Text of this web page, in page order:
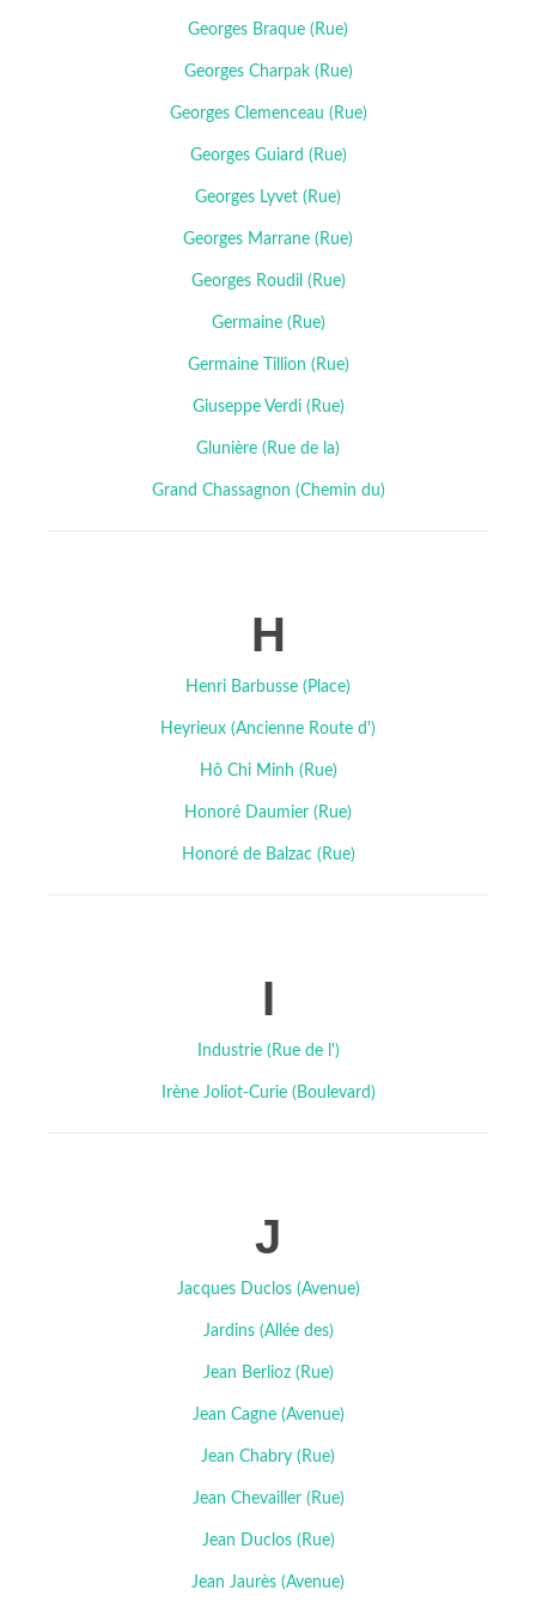
Georges Braque (Rue)
Georges Charpak (Rue)
Georges Clemenceau (Rue)
Georges Guiard (Rue)
Georges Lyvet (Rue)
Georges Marrane (Rue)
Georges Roudil (Rue)
Germaine (Rue)
Germaine Tillion (Rue)
Giuseppe Verdi (Rue)
Glunière (Rue de la)
Grand Chassagnon (Chemin du)
H
Henri Barbusse (Place)
Heyrieux (Ancienne Route d')
Hô Chi Minh (Rue)
Honoré Daumier (Rue)
Honoré de Balzac (Rue)
I
Industrie (Rue de l')
Irène Joliot-Curie (Boulevard)
J
Jacques Duclos (Avenue)
Jardins (Allée des)
Jean Berlioz (Rue)
Jean Cagne (Avenue)
Jean Chabry (Rue)
Jean Chevailler (Rue)
Jean Duclos (Rue)
Jean Jaurès (Avenue)